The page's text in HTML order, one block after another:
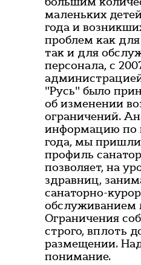
маленьких
года и
проблем как
так и для
персонала, с
"Русь" было
об изменении
ограничений.
информацию по
года, мы пришли
профиль
позволяет, на
здравниц,
санаторно-
Ограничения
строго, вплоть
размещении.
понимание.